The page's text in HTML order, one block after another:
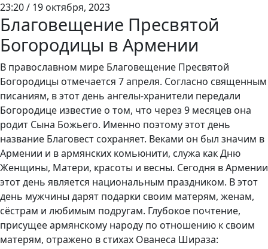
23:20 / 19 октября, 2023
Благовещение Пресвятой
Богородицы в Армении
В православном мире Благовещение Пресвятой
Богородицы отмечается 7 апреля. Согласно священным
писаниям, в этот день ангелы-хранители передали
Богородице известие о том, что через 9 месяцев она
родит Сына Божьего. Именно поэтому этот день
название Благовест сохраняет. Веками он был значим в
Армении и в армянских комьюнити, служа как Дню
Женщины, Матери, красоты и весны. Сегодня в Армении
этот день является национальным праздником. В этот
день мужчины дарят подарки своим матерям, женам,
сёстрам и любимым подругам. Глубокое почтение,
присущее армянскому народу по отношению к своим
матерям, отражено в стихах Ованеса Шираза: